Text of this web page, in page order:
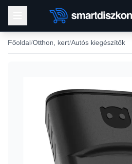
Főoldal Otthon, kert Autós kiegészítők